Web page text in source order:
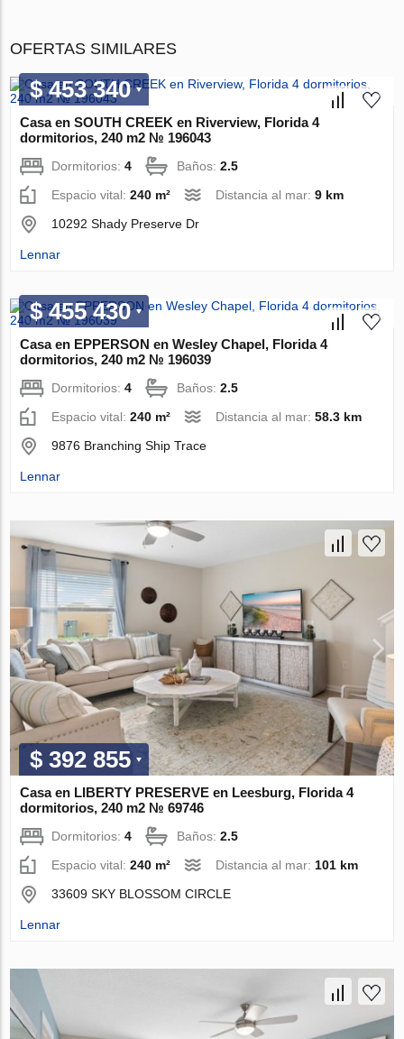
OFERTAS SIMILARES
$ 453 340
Casa en SOUTH CREEK en Riverview, Florida 4
dormitorios, 240 m2 № 196043
Dormitorios:4 Baños:2.5
Espacio vital:240 m² Distancia al mar:9 km
10292 Shady Preserve Dr
Lennar
$ 455 430
Casa en EPPERSON en Wesley Chapel, Florida 4
dormitorios, 240 m2 № 196039
Dormitorios:4 Baños:2.5
Espacio vital:240 m² Distancia al mar:58.3 km
9876 Branching Ship Trace
Lennar
$ 392 855
Casa en LIBERTY PRESERVE en Leesburg, Florida 4
dormitorios, 240 m2 № 69746
Dormitorios:4 Baños:2.5
Espacio vital:240 m² Distancia al mar:101 km
33609 SKY BLOSSOM CIRCLE
Lennar